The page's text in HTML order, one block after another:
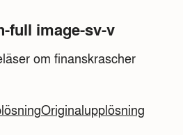
full image-sv-v
om finanskrascher
Originalupplösning